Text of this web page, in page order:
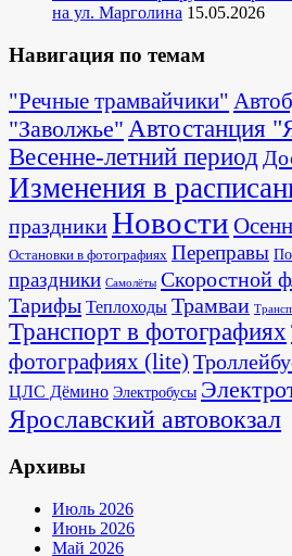
на ул. Марголина 15.05.2026
Навигация по темам
"Речные трамвайчики"
"Заволжье" Автостанция
Весенне-летний период
Изменения в
праздникиНовости
Остановки в фотографиях Переправы
праздники Самолёты Скоростной
Тарифы Теплоходы Трамваи
Транспорт в фотографиях
фотографиях (lite)
ЦЛС Дёмино Электробусы
Ярославский автовокзал
Архивы
Июль 2026
Июнь 2026
Май 2026